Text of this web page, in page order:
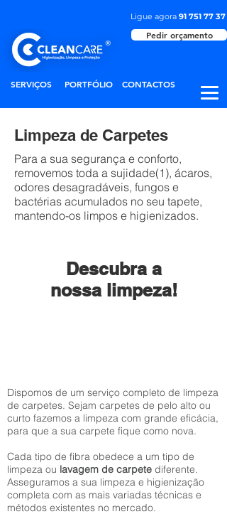
Ligue agora 91 751 77 37
Pedir orçamento
SERVIÇOS PORTFÓLIO CONTACTOS
Limpeza de Carpetes
Para a sua segurança e conforto,
removemos toda a sujidade(1), ácaros,
odores desagradáveis, fungos e
bactérias acumulados no seu tapete,
mantendo-os limpos e higienizados.
Descubra a
nossa limpeza!
Dispomos de um serviço completo de limpeza
de carpetes. Sejam carpetes de pelo alto ou
curto fazemos a limpeza com grande eficácia,
para que a sua carpete fique como nova.
Cada tipo de fibra obedece a um tipo de
limpeza ou lavagem de carpete diferente.
Asseguramos a sua limpeza e higienização
completa com as mais variadas técnicas e
métodos existentes no mercado.